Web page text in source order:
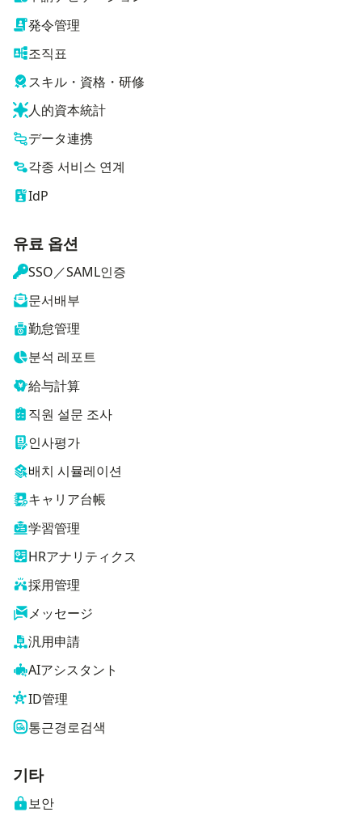
発令管理
조직표
スキル・資格・研修
人的資本統計
データ連携
각종 서비스 연계
IdP
유료 옵션
SSO／SAML인증
문서배부
勤怠管理
분석 레포트
給与計算
직원 설문 조사
인사평가
배치 시뮬레이션
キャリア台帳
学習管理
HRアナリティクス
採用管理
メッセージ
汎用申請
AIアシスタント
ID管理
통근경로검색
기타
보안